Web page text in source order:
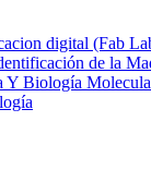
digital (Fab
de la
Y Biología